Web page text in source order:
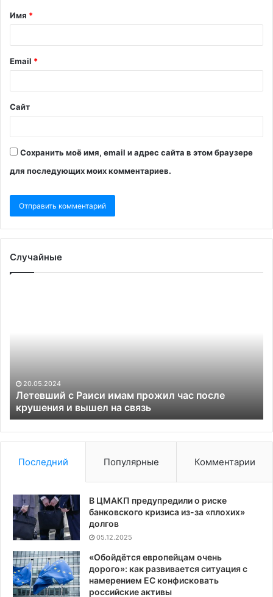
Имя *
Email *
Сайт
Сохранить моё имя, email и адрес сайта в этом браузере
для последующих моих комментариев.
Случайные
крушения
вышел
на
связь
20.05.2024
Летевший с Раиси имам прожил час после
крушения и вышел на связь
Последний Популярные Комментарии
В ЦМАКП предупредили о риске
банковского кризиса из-за «плохих»
долгов
05.12.2025
«Обойдётся европейцам очень
дорого»: как развивается ситуация с
намерением ЕС конфисковать
российские активы